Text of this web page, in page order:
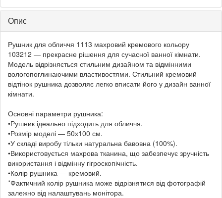
Опис
Рушник для обличчя 1113 махровий кремового кольору
103212 — прекрасне рішення для сучасної ванної кімнати.
Модель відрізняється стильним дизайном та відмінними
вологопоглинаючими властивостями. Стильний кремовий
відтінок рушника дозволяє легко вписати його у дизайн ванної
кімнати.
Основні параметри рушника:
•Рушник ідеально підходить для обличчя.
•Розмір моделі — 50х100 см.
•У складі виробу тільки натуральна бавовна (100%).
•Використовується махрова тканина, що забезпечує зручність
використання і відмінну гігроскопічність.
•Колір рушника — кремовий.
*Фактичний колір рушника може відрізнятися від фотографій
залежно від налаштувань монітора.